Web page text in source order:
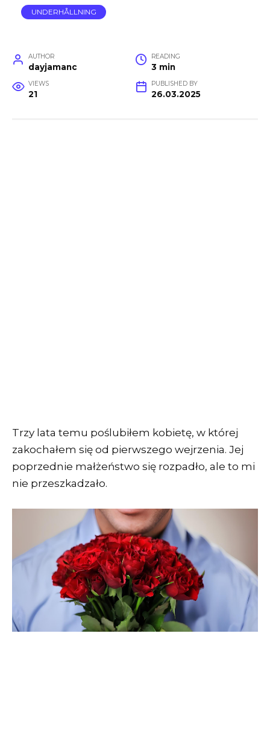
UNDERHÅLLNING
AUTHOR
dayjamanc
READING
3 min
VIEWS
21
PUBLISHED BY
26.03.2025
Trzy lata temu poślubiłem kobietę, w której
zakochałem się od pierwszego wejrzenia. Jej
poprzednie małżeństwo się rozpadło, ale to mi
nie przeszkadzało.